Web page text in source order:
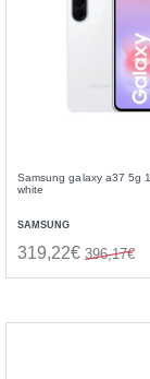
Samsung galaxy a37 5g
white
SAMSUNG
319,22€ 396,17€